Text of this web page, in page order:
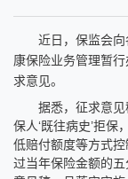
近日，保监会
康保险业务管理暂
求意见。
据悉，征求意见
保人‘既往病史’拒
低赔付额度等方式
过当年保险金额的